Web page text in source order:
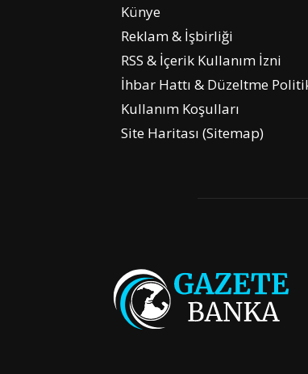
Künye
Reklam & İşbirliği
RSS & İçerik Kullanım İzni
İhbar Hattı & Düzeltme
Kullanım Koşulları
Site Haritası (Sitemap)